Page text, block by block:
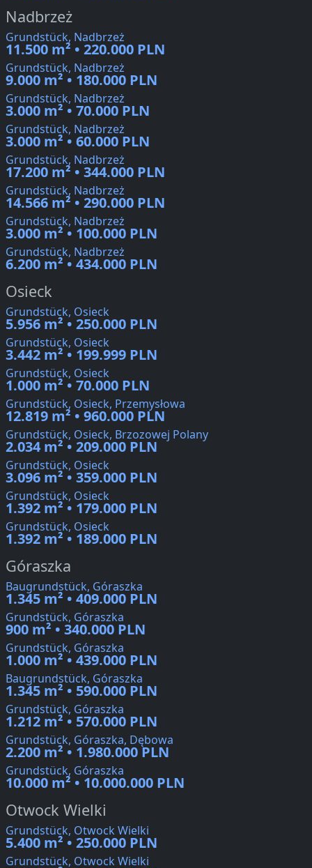
Nadbrzeż
Grundstück, Nadbrzeż
11.500 m² • 220.000 PLN
Grundstück, Nadbrzeż
9.000 m² • 180.000 PLN
Grundstück, Nadbrzeż
3.000 m² • 70.000 PLN
Grundstück, Nadbrzeż
3.000 m² • 60.000 PLN
Grundstück, Nadbrzeż
17.200 m² • 344.000 PLN
Grundstück, Nadbrzeż
14.566 m² • 290.000 PLN
Grundstück, Nadbrzeż
3.000 m² • 100.000 PLN
Grundstück, Nadbrzeż
6.200 m² • 434.000 PLN
Osieck
Grundstück, Osieck
5.956 m² • 250.000 PLN
Grundstück, Osieck
3.442 m² • 199.999 PLN
Grundstück, Osieck
1.000 m² • 70.000 PLN
Grundstück, Osieck, Przemysłowa
12.819 m² • 960.000 PLN
Grundstück, Osieck, Brzozowej Polany
2.034 m² • 209.000 PLN
Grundstück, Osieck
3.096 m² • 359.000 PLN
Grundstück, Osieck
1.392 m² • 179.000 PLN
Grundstück, Osieck
1.392 m² • 189.000 PLN
Góraszka
Baugrundstück, Góraszka
1.345 m² • 409.000 PLN
Grundstück, Góraszka
900 m² • 340.000 PLN
Grundstück, Góraszka
1.000 m² • 439.000 PLN
Baugrundstück, Góraszka
1.345 m² • 590.000 PLN
Grundstück, Góraszka
1.212 m² • 570.000 PLN
Grundstück, Góraszka, Dębowa
2.200 m² • 1.980.000 PLN
Grundstück, Góraszka
10.000 m² • 10.000.000 PLN
Otwock Wielki
Grundstück, Otwock Wielki
5.400 m² • 250.000 PLN
Grundstück, Otwock Wielki